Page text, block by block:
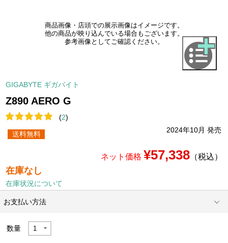
商品画像・店頭での展示画像はイメージです。
他の商品が映り込んでいる場合もございます。
参考画像としてご確認ください。
GIGABYTE ギガバイト
Z890 AERO G
(2)
2024年10月 発売
送料無料
ネット価格 ¥57,338（税込）
在庫なし
在庫状況について
お支払い方法
数量